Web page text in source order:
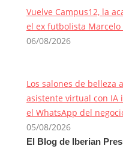
Vuelve Campus12, la
el ex futbolista Marcelo
06/08/2026
Los salones de
asistente virtual con IA
el WhatsApp del
05/08/2026
El Blog de Iberian